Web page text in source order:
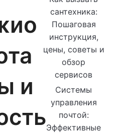
и
сантехника:
Пошаговая
инструкция,
цены, советы и
обзор
сервисов
Системы
управления
почтой:
Эффективные